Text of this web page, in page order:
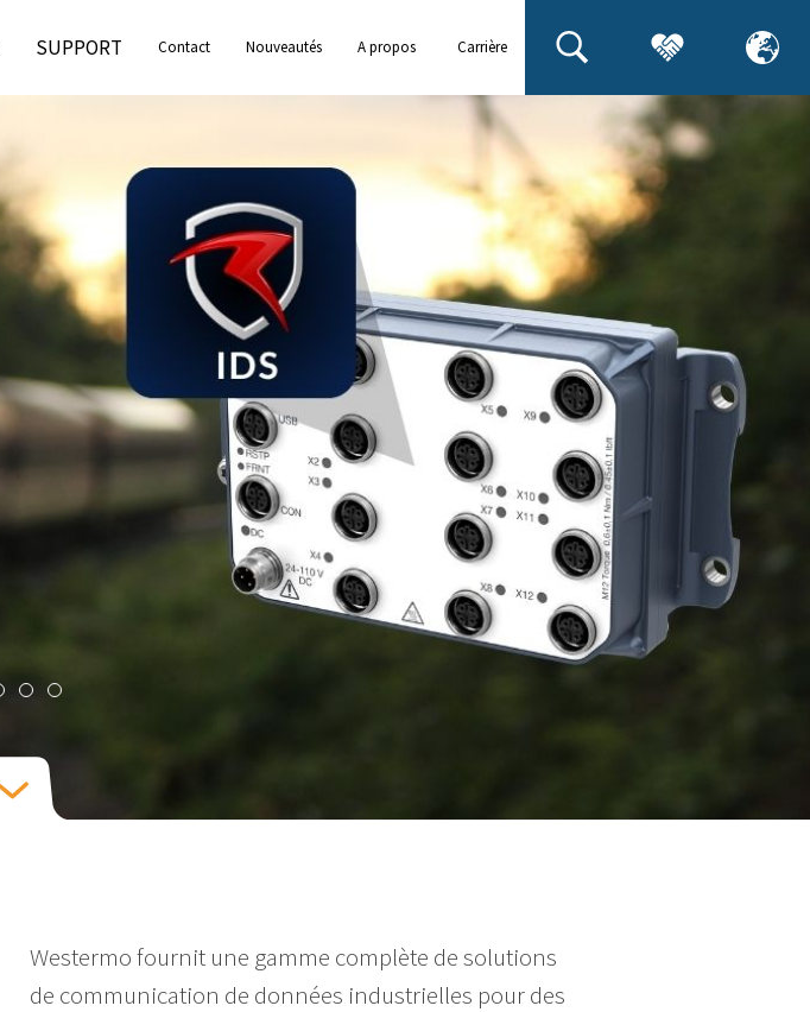
SUPPORT Contact
Nouveautés
A propos
Carrière
Westermo fournit une gamme complète de solutions
de communication de données industrielles pour des